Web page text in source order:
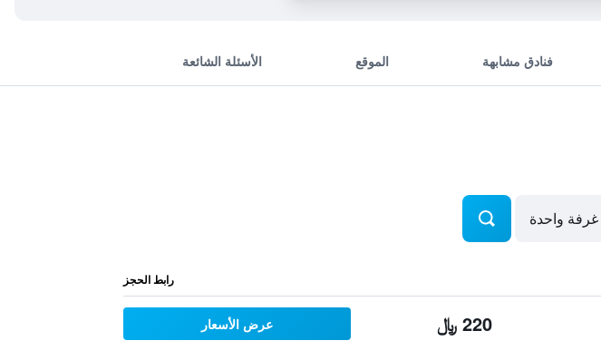
فنادق مشابهة الموقع الأسئلة الشائعة
رابط الحجز
220 ﷼ عرض الأسعار